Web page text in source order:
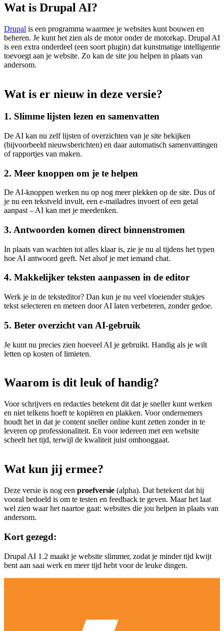
Wat is DrupalAI?
Drupal is een programma waarmee je websites kunt bouwen en
beheren. Je kunt het zien als de motor onder de motorkap. Drupal AI
is een extra onderdeel (een soort plugin) dat kunstmatige intelligentie
toevoegt aan je website. Zo kan de site jou helpen in plaats van
andersom.
Wat is er nieuw in deze versie?
1. Slimme lijsten lezen en samenvatten
De AI kan nu zelf lijsten of overzichten van je site bekijken
(bijvoorbeeld nieuwsberichten) en daar automatisch samenvattingen
of rapportjes van maken.
2. Meer knoppen om je te helpen
De AI-knoppen werken nu op nog meer plekken op de site. Dus of
je nu een tekstveld invult, een e-mailadres invoert of een getal
aanpast – AI kan met je meedenken.
3. Antwoorden komen direct binnenstromen
In plaats van wachten tot alles klaar is, zie je nu al tijdens het typen
hoe AI antwoord geeft. Net alsof je met iemand chat.
4. Makkelijker teksten aanpassen in de editor
Werk je in de teksteditor? Dan kun je nu veel vloeiender stukjes
tekst selecteren en meteen door AI laten verbeteren, zonder gedoe.
5. Beter overzicht van AI-gebruik
Je kunt nu precies zien hoeveel AI je gebruikt. Handig als je wilt
letten op kosten of limieten.
Waarom is dit leuk of handig?
Voor schrijvers en redacties betekent dit dat je sneller kunt werken
en niet telkens hoeft te kopiëren en plakken. Voor ondernemers
houdt het in dat je content sneller online kunt zetten zonder in te
leveren op professionaliteit. En voor iedereen met een website
scheelt het tijd, terwijl de kwaliteit juist omhooggaat.
Wat kun jij ermee?
Deze versie is nog een proefversie (alpha). Dat betekent dat hij
vooral bedoeld is om te testen en feedback te geven. Maar het laat
wel zien waar het naartoe gaat: websites die jou helpen in plaats van
andersom.
Kort gezegd:
Drupal AI 1.2 maakt je website slimmer, zodat je minder tijd kwijt
bent aan saai werk en meer tijd hebt voor de leuke dingen.